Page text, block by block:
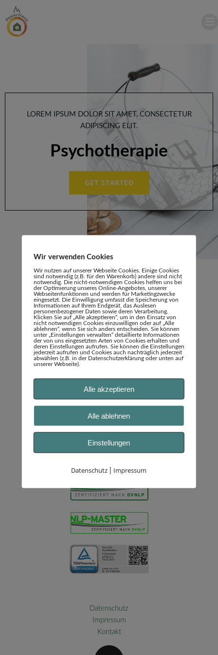
LOREM IPSUM DOLOR SIT AMET, CONSECTETUR
ADIPISCING ELIT.
Psychotherapie
GET STARTED
Marion Abend
Hindenburgstraße 49
Telefon: 05031 9591536
Datenschutz
Impressum
Kontakt
Wir verwenden Cookies
Wir nutzen auf unserer Webseite Cookies. Einige Cookies
sind notwendig (z.B. für den Warenkorb) andere sind nicht
notwendig. Die nicht-notwendigen Cookies helfen uns bei
der Optimierung unseres Online-Angebotes, unserer
Webseitenfunktionen und werden für Marketingzwecke
eingesetzt. Die Einwilligung umfasst die Speicherung von
Informationen auf Ihrem Endgerät, das Auslesen
personenbezogener Daten sowie deren Verarbeitung.
Klicken Sie auf „Alle akzeptieren“, um in den Einsatz von
nicht notwendigen Cookies einzuwilligen oder auf „Alle
ablehnen“, wenn Sie sich anders entscheiden. Sie können
unter „Einstellungen verwalten“ detaillierte Informationen
der von uns eingesetzten Arten von Cookies erhalten und
deren Einstellungen aufrufen. Sie können die Einstellungen
jederzeit aufrufen und Cookies auch nachträglich jederzeit
abwählen (z.B. in der Datenschutzerklärung oder unten auf
unserer Webseite).
Alle akzeptieren
Alle ablehnen
Einstellungen
Datenschutz Impressum